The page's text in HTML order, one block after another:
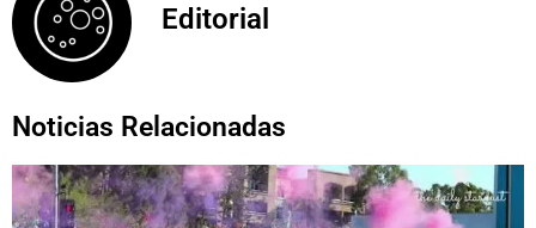
Editorial
Noticias Relacionadas